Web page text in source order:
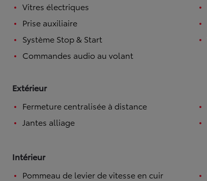
Vitres électriques
Prise auxiliaire
Système Stop & Start
Commandes audio au volant
Extérieur
Fermeture centralisée à distance
Jantes alliage
Intérieur
Pommeau de levier de vitesse en cuir